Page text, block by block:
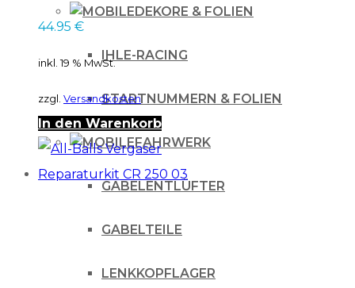
DEKORE & FOLIEN
IHLE-RACING
STARTNUMMERN & FOLIEN
FAHRWERK
GABELENTLÜFTER
GABELTEILE
LENKKOPFLAGER
44.95 €
inkl. 19 % MwSt.
zzgl. Versandkosten
In den Warenkorb